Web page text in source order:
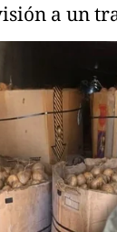
a un